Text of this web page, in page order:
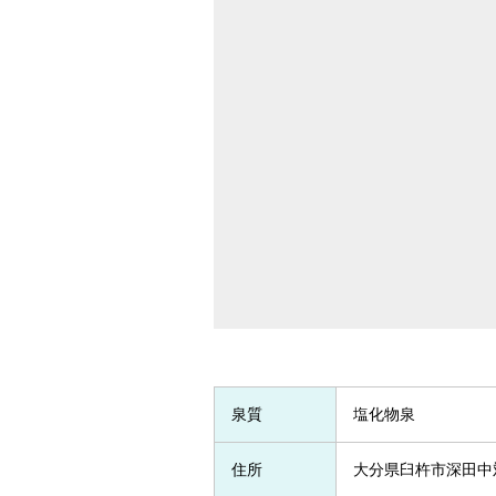
泉質 塩化物泉
住所 大分県臼杵市深田中